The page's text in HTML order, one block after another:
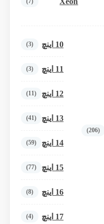
(206)
10 اینچ (3)
11 اینچ (3)
12 اینچ (11)
13 اینچ (41)
14 اینچ (59)
15 اینچ (77)
16 اینچ (8)
17 اینچ (4)